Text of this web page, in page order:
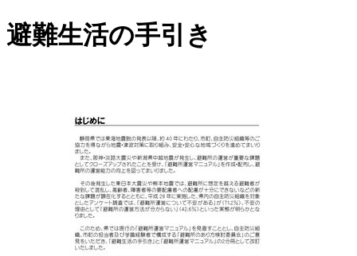
避難生活の手引き